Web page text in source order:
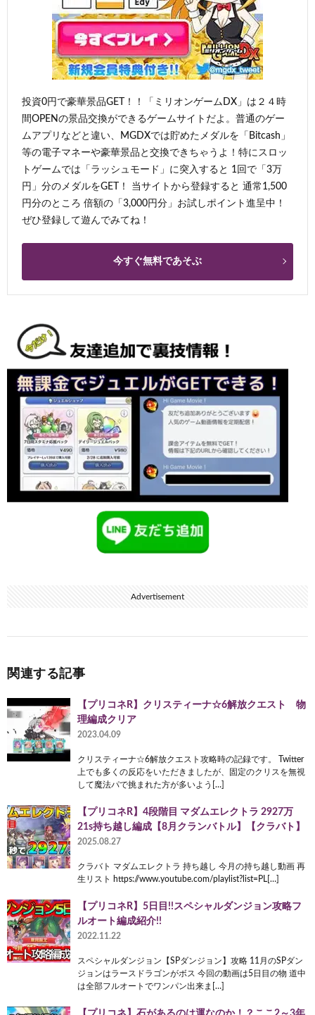
投資0円で豪華景品GET！！「ミリオンゲームDX」は２４時
間OPENの景品交換ができるゲームサイトだよ。普通のゲー
ムアプリなどと違い、MGDXでは貯めたメダルを「Bitcash」
等の電子マネーや豪華景品と交換できちゃうよ！特にスロッ
トゲームでは「ラッシュモード」に突入すると 1回で「3万
円」分のメダルをGET！ 当サイトから登録すると 通常1,500
円分のところ 倍額の「3,000円分」お試しポイント進呈中！
ぜひ登録して遊んでみてね！
今すぐ無料であそぶ
Advertisement
関連する記事
【プリコネR】クリスティーナ☆6解放クエスト 物
理編成クリア
2023.04.09
クリスティーナ☆6解放クエスト攻略時の記録です。 Twitter
上でも多くの反応をいただきましたが、固定のクリスを無視
して魔法パで挑まれた方が多いよう[…]
【プリコネR】4段階目 マダムエレクトラ 2927万
21s持ち越し編成【8月クランバトル】【クラバト】
2025.08.27
クラバト マダムエレクトラ 持ち越し 今月の持ち越し動画 再
生リスト https://www.youtube.com/playlist?list=PL[…]
【プリコネR】5日目!!スペシャルダンジョン攻略フ
ルオート編成紹介!!
2022.11.22
スペシャルダンジョン【SPダンジョン】攻略 11月のSPダン
ジョンはラースドラゴンがボス 今回の動画は5日目の物 道中
は全部フルオートでワンパン出来ま[…]